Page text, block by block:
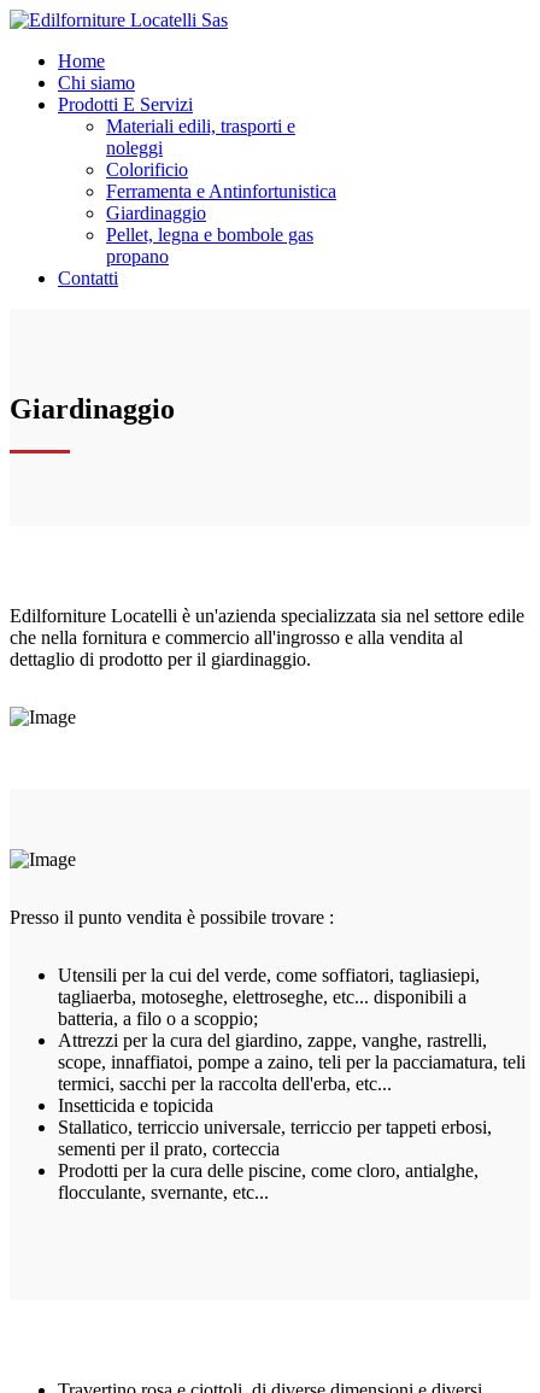
Home
Chi siamo
Prodotti E Servizi
Materiali edili, trasporti e
noleggi
Colorificio
Ferramenta e Antinfortunistica
Giardinaggio
Pellet, legna e bombole gas
propano
Contatti
Giardinaggio
Edilforniture Locatelli è un'azienda specializzata sia nel settore edile
che nella fornitura e commercio all'ingrosso e alla vendita al
dettaglio di prodotto per il giardinaggio.
Presso il punto vendita è possibile trovare :
Utensili per la cui del verde, come soffiatori, tagliasiepi,
tagliaerba, motoseghe, elettroseghe, etc... disponibili a
batteria, a filo o a scoppio;
Attrezzi per la cura del giardino, zappe, vanghe, rastrelli,
scope, innaffiatoi, pompe a zaino, teli per la pacciamatura, teli
termici, sacchi per la raccolta dell'erba, etc...
Insetticida e topicida
Stallatico, terriccio universale, terriccio per tappeti erbosi,
sementi per il prato, corteccia
Prodotti per la cura delle piscine, come cloro, antialghe,
flocculante, svernante, etc...